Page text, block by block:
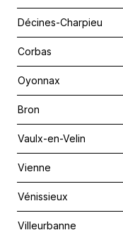
Décines-Charpieu
Corbas
Oyonnax
Bron
Vaulx-en-Velin
Vienne
Vénissieux
Villeurbanne